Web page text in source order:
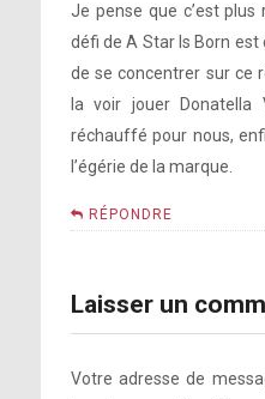
Je pense que c’est plus
défi de A Star Is Born
de se concentrer sur ce
la voir jouer
réchauffé pour nous,
l’égérie de la marque.
RÉPONDRE
Laisser un
Votre adresse de